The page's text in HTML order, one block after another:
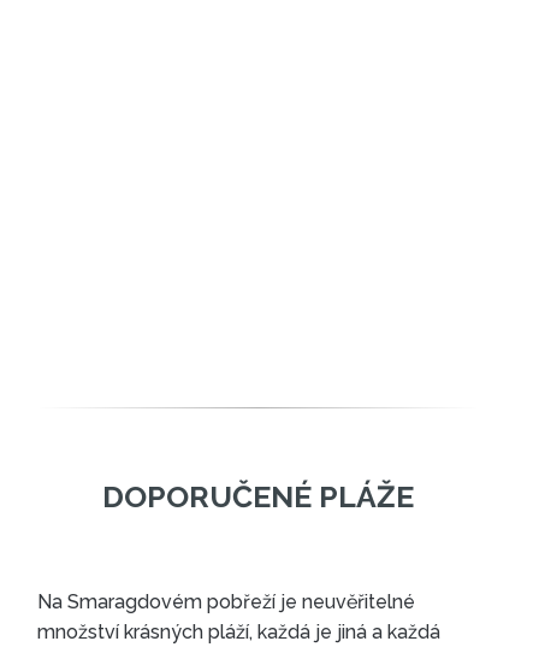
Na Smaragdovém pobřeží je neuvěřitelné
množství krásných pláží, každá je jiná a každá